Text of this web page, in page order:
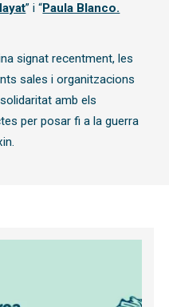
” i “Paula Blanco.
signat recentment, les
sales i organitzacions
amb els
per posar fi a la guerra